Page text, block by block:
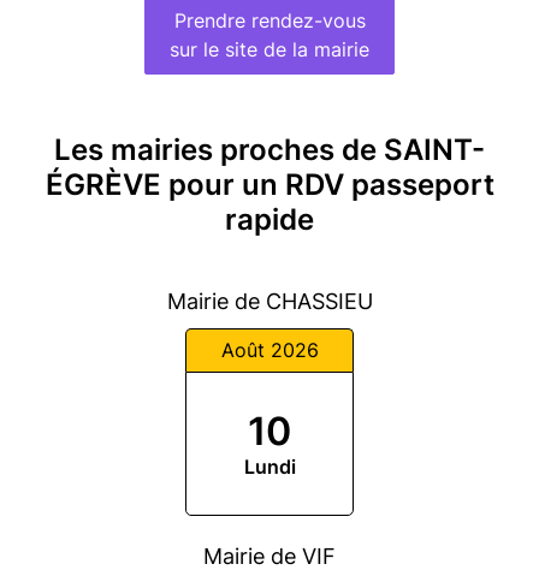
Prendre rendez-vous
sur le site de la mairie
Les mairies proches de SAINT-
ÉGRÈVE pour un RDV passeport
rapide
Mairie de CHASSIEU
Août 2026
10
Lundi
Mairie de VIF